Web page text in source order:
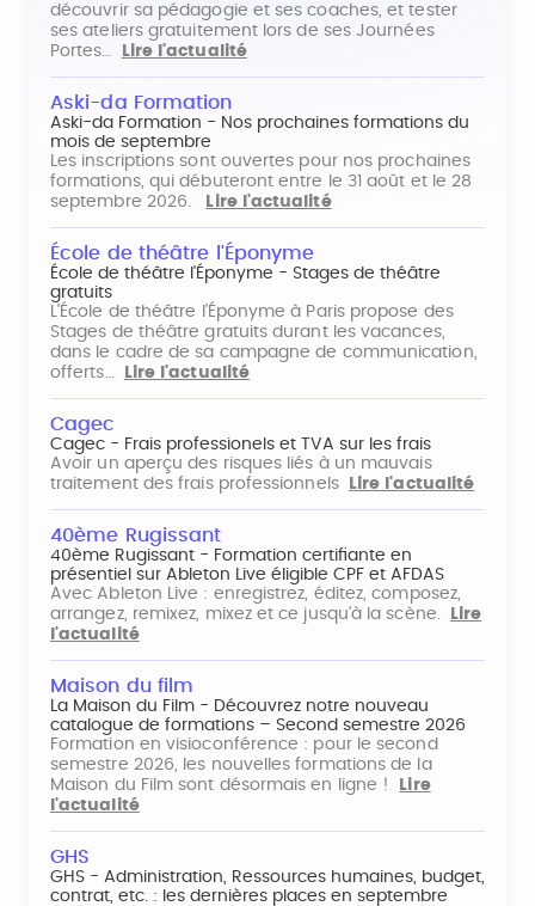
découvrir sa pédagogie et ses coaches, et tester
ses ateliers gratuitement lors de ses Journées
Portes…
Lire l'actualité
Aski-da Formation
Aski-da Formation - Nos prochaines formations du
mois de septembre
Les inscriptions sont ouvertes pour nos prochaines
formations, qui débuteront entre le 31 août et le 28
septembre 2026.
Lire l'actualité
École de théâtre l'Éponyme
École de théâtre l'Éponyme - Stages de théâtre
gratuits
L'École de théâtre l'Éponyme à Paris propose des
Stages de théâtre gratuits durant les vacances,
dans le cadre de sa campagne de communication,
offerts…
Lire l'actualité
Cagec
Cagec - Frais professionels et TVA sur les frais
Avoir un aperçu des risques liés à un mauvais
traitement des frais professionnels
Lire l'actualité
40ème Rugissant
40ème Rugissant - Formation certifiante en
présentiel sur Ableton Live éligible CPF et AFDAS
Avec Ableton Live : enregistrez, éditez, composez,
arrangez, remixez, mixez et ce jusqu'à la scène.
Lire
l'actualité
Maison du film
La Maison du Film - Découvrez notre nouveau
catalogue de formations – Second semestre 2026
Formation en visioconférence : pour le second
semestre 2026, les nouvelles formations de la
Maison du Film sont désormais en ligne !
Lire
l'actualité
GHS
GHS - Administration, Ressources humaines, budget,
contrat, etc. : les dernières places en septembre